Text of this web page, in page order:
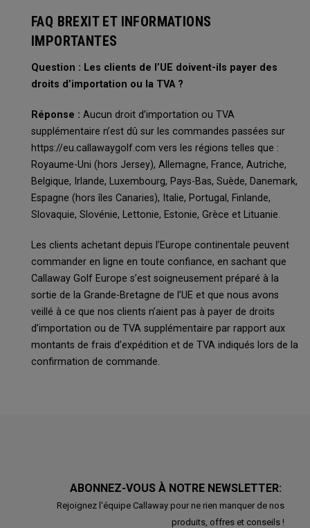
FAQ BREXIT ET INFORMATIONS
IMPORTANTES
Question : Les clients de l’UE doivent-ils payer des
droits d’importation ou la TVA ?
Réponse : Aucun droit d’importation ou TVA
supplémentaire n’est dû sur les commandes passées sur
https://eu.callawaygolf.com vers les régions telles que :
Royaume-Uni (hors Jersey), Allemagne, France, Autriche,
Belgique, Irlande, Luxembourg, Pays-Bas, Suède, Danemark,
Espagne (hors îles Canaries), Italie, Portugal, Finlande,
Slovaquie, Slovénie, Lettonie, Estonie, Grèce et Lituanie.
Les clients achetant depuis l’Europe continentale peuvent
commander en ligne en toute confiance, en sachant que
Callaway Golf Europe s’est soigneusement préparé à la
sortie de la Grande-Bretagne de l’UE et que nous avons
veillé à ce que nos clients n’aient pas à payer de droits
d’importation ou de TVA supplémentaire par rapport aux
montants de frais d’expédition et de TVA indiqués lors de la
confirmation de commande.
ABONNEZ-VOUS À NOTRE NEWSLETTER:
Rejoignez l'équipe Callaway pour ne rien manquer de nos
produits, offres et conseils !